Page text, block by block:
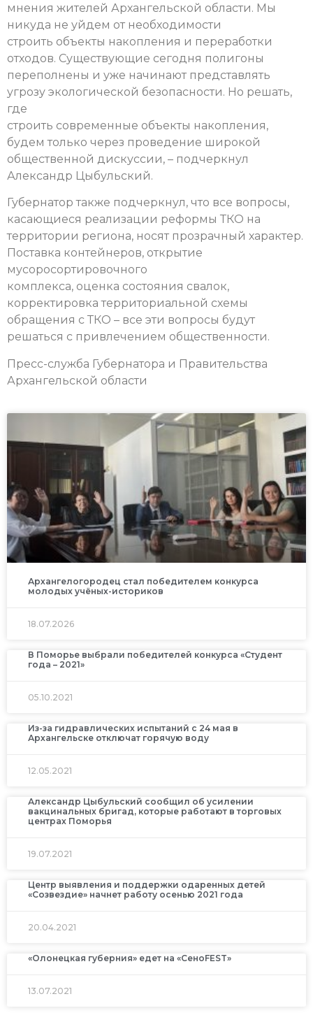
мнения жителей Архангельской области. Мы
никуда не уйдем от необходимости
строить объекты накопления и переработки
отходов. Существующие сегодня полигоны
переполнены и уже начинают представлять
угрозу экологической безопасности. Но решать,
где
строить современные объекты накопления,
будем только через проведение широкой
общественной дискуссии, – подчеркнул
Александр Цыбульский.
Губернатор также подчеркнул, что все вопросы,
касающиеся реализации реформы ТКО на
территории региона, носят прозрачный характер.
Поставка контейнеров, открытие
мусоросортировочного
комплекса, оценка состояния свалок,
корректировка территориальной схемы
обращения с ТКО – все эти вопросы будут
решаться с привлечением общественности.
Пресс-служба Губернатора и Правительства
Архангельской области
Архангелогородец стал победителем конкурса
молодых учёных-историков
18.07.2026
В Поморье выбрали победителей конкурса «Студент
года – 2021»
05.10.2021
Из-за гидравлических испытаний с 24 мая в
Архангельске отключат горячую воду
12.05.2021
Александр Цыбульский сообщил об усилении
вакцинальных бригад, которые работают в торговых
центрах Поморья
19.07.2021
Центр выявления и поддержки одаренных детей
«Созвездие» начнет работу осенью 2021 года
20.04.2021
«Олонецкая губерния» едет на «СеноFEST»
13.07.2021